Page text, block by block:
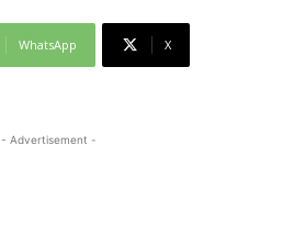
WhatsApp X
- Advertisement -